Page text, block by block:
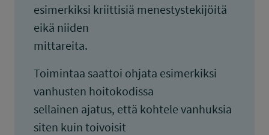
esimerkiksi kriittisiä menestystekijöitä
eikä niiden
mittareita.
Toimintaa saattoi ohjata esimerkiksi
vanhusten hoitokodissa
sellainen ajatus, että kohtele vanhuksia
siten kuin toivoisit